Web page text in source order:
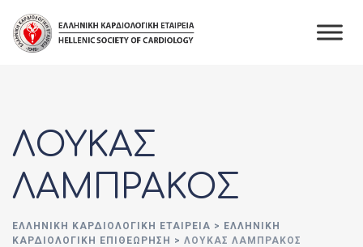
content
ΛΟΥΚΑΣ
ΛΑΜΠΡΑΚΟΣ
ΕΛΛΗΝΙΚΉ ΚΑΡΔΙΟΛΟΓΙΚΉ ΕΤΑΙΡΕΊΑ > ΕΛΛΗΝΙΚΗ
ΚΑΡΔΙΟΛΟΓΙΚΗ ΕΠΙΘΕΩΡΗΣΗ > ΛΟΥΚΑΣ ΛΑΜΠΡΑΚΟΣ